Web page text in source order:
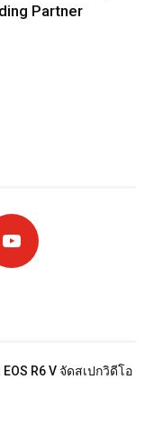
Partner
R6 V จัดสเปกวิดีโอ